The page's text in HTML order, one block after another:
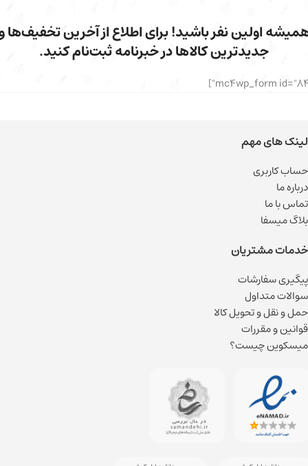
اولین نفر باشید! برای اطلاع از آخرین تخفیف‌ها
جدیدترین کالاها در خبرنامه ثبت‌نام کنید.
لینک های مهم
حساب کاربری
درباره ما
تماس با ما
بلاگ میسفا
خدمات مشتریان
پیگیری سفارشات
سوالات متداول
حمل و نقل و تحویل کالا
قوانین و مقررات
میسکوین چیست؟